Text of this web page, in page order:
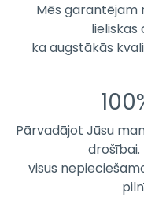
Mēs garantējam
lieliskas
ka augstākās
Pārvadājot Jūsu
drošībai.
visus